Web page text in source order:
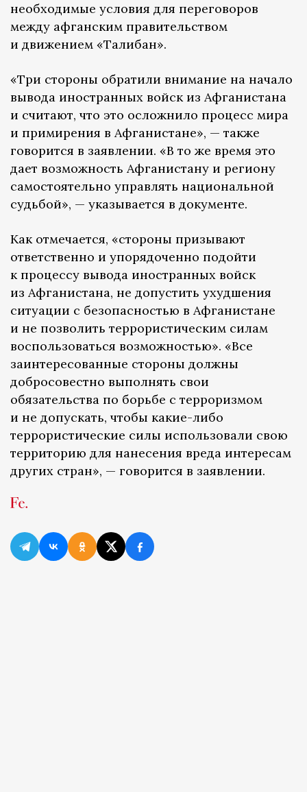
необходимые условия для переговоров
между афганским правительством
и движением «Талибан».
«Три стороны обратили внимание на начало
вывода иностранных войск из Афганистана
и считают, что это осложнило процесс мира
и примирения в Афганистане», — также
говорится в заявлении. «В то же время это
дает возможность Афганистану и региону
самостоятельно управлять национальной
судьбой», — указывается в документе.
Как отмечается, «стороны призывают
ответственно и упорядоченно подойти
к процессу вывода иностранных войск
из Афганистана, не допустить ухудшения
ситуации с безопасностью в Афганистане
и не позволить террористическим силам
воспользоваться возможностью». «Все
заинтересованные стороны должны
добросовестно выполнять свои
обязательства по борьбе с терроризмом
и не допускать, чтобы какие-либо
террористические силы использовали свою
территорию для нанесения вреда интересам
других стран», — говорится в заявлении.